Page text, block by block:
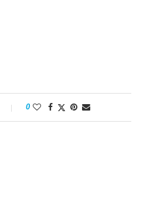
0